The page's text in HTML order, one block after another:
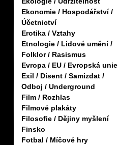
Ekonomie / Hospodářství /
Účetnictví
Erotika / Vztahy
Etnologie / Lidové umění /
Folklor / Rasismus
Evropa / EU / Evropská unie
Exil / Disent / Samizdat /
Odboj / Underground
Film / Rozhlas
Filmové plakáty
Filosofie / Dějiny myšlení
Finsko
Fotbal / Míčové hry